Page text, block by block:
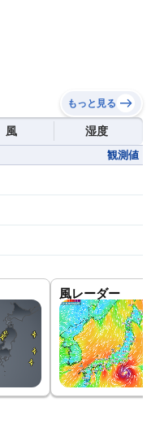
もっと見る
風 湿度
観測値
風レーダー